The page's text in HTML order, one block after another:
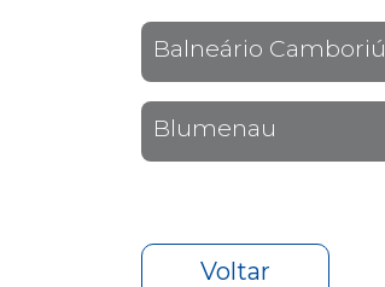
Balneário Camboriú
Blumenau
Voltar